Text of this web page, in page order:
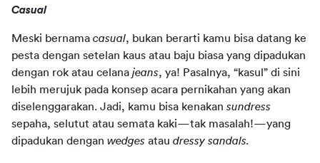
Casual
Meski bernama casual, bukan berarti kamu bisa datang ke
pesta dengan setelan kaus atau baju biasa yang dipadukan
dengan rok atau celana jeans, ya! Pasalnya, “kasul” di sini
lebih merujuk pada konsep acara pernikahan yang akan
diselenggarakan. Jadi, kamu bisa kenakan sundress
sepaha, selutut atau semata kaki—tak masalah!—yang
dipadukan dengan wedges atau dressy sandals.